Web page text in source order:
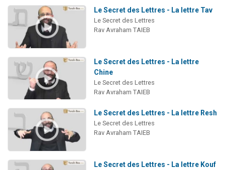
Le Secret des Lettres - La lettre Tav
Le Secret des Lettres
Rav Avraham TAIEB
Le Secret des Lettres - La lettre
Chine
Le Secret des Lettres
Rav Avraham TAIEB
Le Secret des Lettres - La lettre Resh
Le Secret des Lettres
Rav Avraham TAIEB
Le Secret des Lettres - La lettre Kouf